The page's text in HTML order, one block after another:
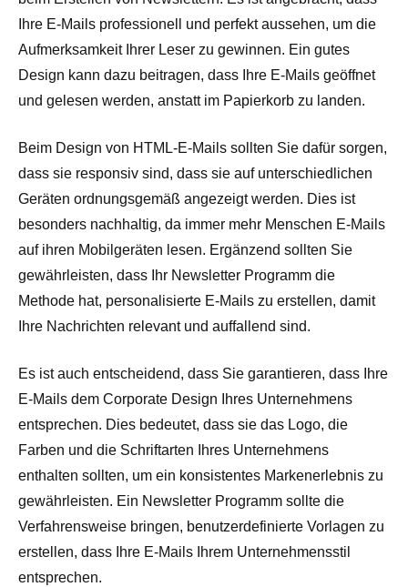
Ihre E-Mails professionell und perfekt aussehen, um die
Aufmerksamkeit Ihrer Leser zu gewinnen. Ein gutes
Design kann dazu beitragen, dass Ihre E-Mails geöffnet
und gelesen werden, anstatt im Papierkorb zu landen.
Beim Design von HTML-E-Mails sollten Sie dafür sorgen,
dass sie responsiv sind, dass sie auf unterschiedlichen
Geräten ordnungsgemäß angezeigt werden. Dies ist
besonders nachhaltig, da immer mehr Menschen E-Mails
auf ihren Mobilgeräten lesen. Ergänzend sollten Sie
gewährleisten, dass Ihr Newsletter Programm die
Methode hat, personalisierte E-Mails zu erstellen, damit
Ihre Nachrichten relevant und auffallend sind.
Es ist auch entscheidend, dass Sie garantieren, dass Ihre
E-Mails dem Corporate Design Ihres Unternehmens
entsprechen. Dies bedeutet, dass sie das Logo, die
Farben und die Schriftarten Ihres Unternehmens
enthalten sollten, um ein konsistentes Markenerlebnis zu
gewährleisten. Ein Newsletter Programm sollte die
Verfahrensweise bringen, benutzerdefinierte Vorlagen zu
erstellen, dass Ihre E-Mails Ihrem Unternehmensstil
entsprechen.